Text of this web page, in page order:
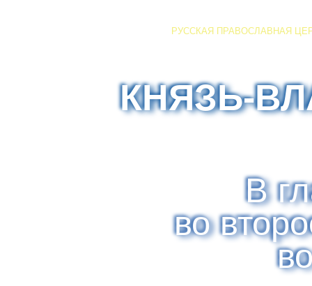
РУССКАЯ ПРАВОСЛАВНАЯ
КНЯЗЬ-
В
во